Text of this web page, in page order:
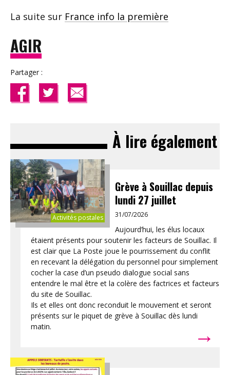
La suite sur France info la première
AGIR
Partager :
À lire également
Activités postales
Grève à Souillac depuis
lundi 27 juillet
31/07/2026
Aujourd’hui, les élus locaux
étaient présents pour soutenir les facteurs de Souillac. Il
est clair que La Poste joue le pourrissement du conflit
en recevant la délégation du personnel pour simplement
cocher la case d’un pseudo dialogue social sans
entendre le mal être et la colère des factrices et facteurs
du site de Souillac.
Ils et elles ont donc reconduit le mouvement et seront
présents sur le piquet de grève à Souillac dès lundi
matin.
→